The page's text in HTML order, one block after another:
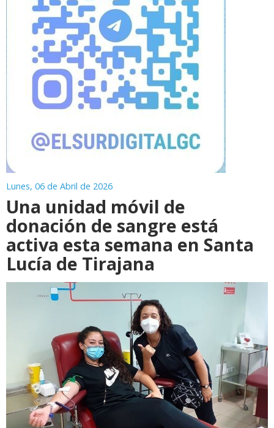
Lunes, 06 de Abril de 2026
Una unidad móvil de
donación de sangre está
activa esta semana en Santa
Lucía de Tirajana